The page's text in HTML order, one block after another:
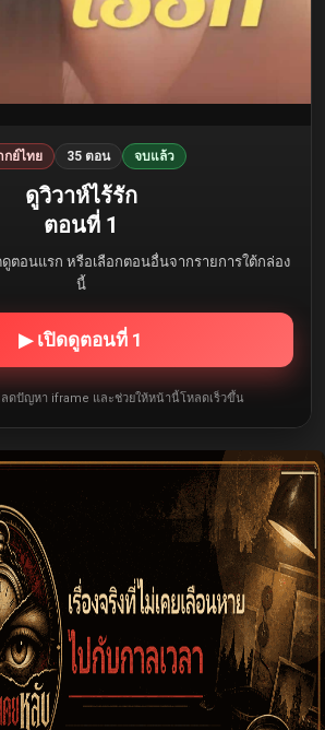
กย์ไทย 35 ตอน จบแล้ว
ดูวิวาห์ไร้รัก
ตอนที่ 1
ตอนแรก หรือเลือกตอนอื่นจากรายการใต้กล่อง
นี้
▶ เปิดดูตอนที่ 1
ลดปัญหา iframe และช่วยให้หน้านี้โหลดเร็วขึ้น